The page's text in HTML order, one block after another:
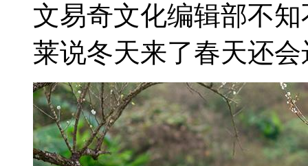
文易奇文化编辑部不
莱说冬天来了春天还